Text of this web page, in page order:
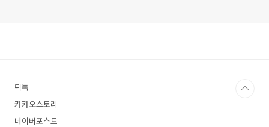
틱톡
카카오스토리
네이버포스트